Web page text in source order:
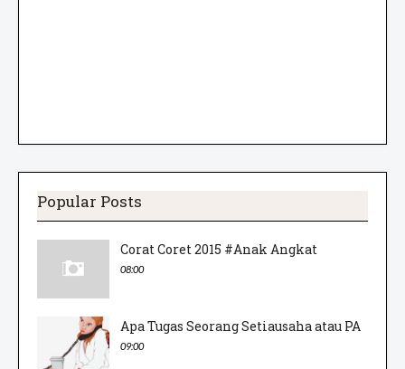
Popular Posts
Corat Coret 2015 #Anak Angkat
08:00
Apa Tugas Seorang Setiausaha atau PA
09:00